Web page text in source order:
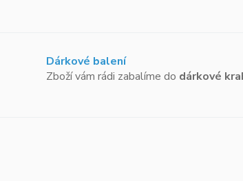
Dárkové balení
Zboží vám rádi zabalíme do dárkové